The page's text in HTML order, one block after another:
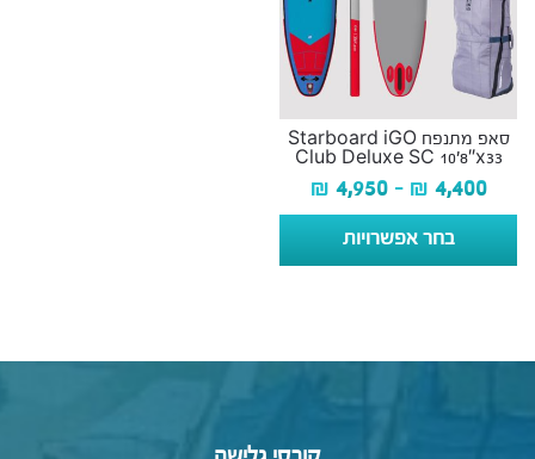
סאפ מתנפח Starboard iGO
Club Deluxe SC 10’8″x33
₪ 4,400
–
₪ 4,950
בחר אפשרויות